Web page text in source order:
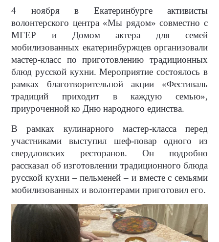
4 ноября в Екатеринбурге активисты
волонтерского центра «Мы рядом» совместно с
МГЕР и Домом актера для семей
мобилизованных екатеринбуржцев организовали
мастер-класс по приготовлению традиционных
блюд русской кухни. Мероприятие состоялось в
рамках благотворительной акции «Фестиваль
традиций приходит в каждую семью»,
приуроченной ко Дню народного единства.
В рамках кулинарного мастер-класса перед
участниками выступил шеф-повар одного из
свердловских ресторанов. Он подробно
рассказал об изготовлении традиционного блюда
русской кухни – пельменей – и вместе с семьями
мобилизованных и волонтерами приготовил его.